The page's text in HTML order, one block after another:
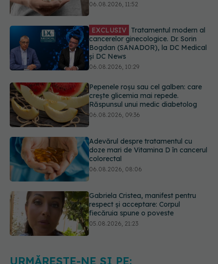
cancerelor ginecologice. Dr. Sorin
și DC News
06.08.2026, 10:29
Pepenele roșu sau cel galben: care
crește glicemia mai repede.
06.08.2026, 09:36
Adevărul despre tratamentul cu
doze mari de Vitamina D în cancerul
06.08.2026, 08:06
Gabriela Cristea, manifest pentru
respect și acceptare: Corpul
05.08.2026, 21:23
Medicii de la Fundeni demontează
unul dintre cele mai răspândite
URMĂREȘTE-NE ȘI PE: